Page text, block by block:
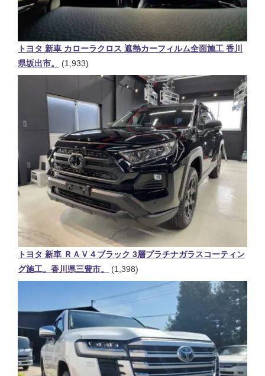
トヨタ 新車 カローラクロス 遮熱カーフィルム全面施工 香川
県坂出市。
(1,933)
トヨタ 新車 ＲＡＶ４ブラック 3層プラチナガラスコーティン
グ施工。香川県三豊市。
(1,398)